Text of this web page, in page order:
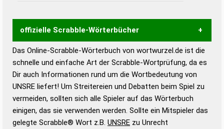
offizielle Scrabble-Wörterbücher
Wortwurzel liefert mit Hilfe eines semantischen
Wortanalyse-Algorithmus gute Anhaltspunkte zu
Wortbedeutung, Worttrennung und Wortform, um die
Gültigkeit eines Wortes für das Scrabble-Spiel zu
bestimmen!
zugelassene Turnier Scrabble-
Wörterbücher sind:
Das Online-Scrabble-Wörterbuch von wortwurzel.de ist die
schnelle und einfache Art der Scrabble-Wortprüfung, da es
Dir auch Informationen rund um die Wortbedeutung von
UNSRE liefert! Um Streitereien und Debatten beim Spiel zu
vermeiden, sollten sich alle Spieler auf das Wörterbuch
einigen, das sie verwenden werden. Sollte ein Mitspieler das
gelegte Scrabble® Wort z.B. UNSRE zu Unrecht